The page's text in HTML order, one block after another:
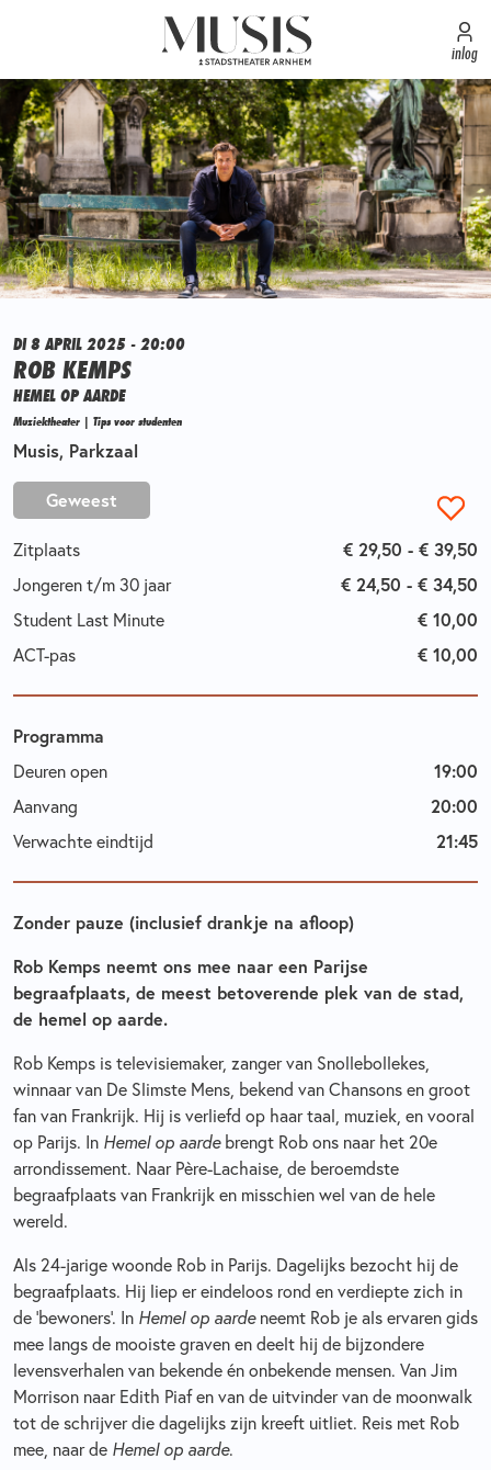
inlog
Rob Kemps neemt ons mee naar een Parijse
begraafplaats, de meest betoverende plek van de stad,
de hemel op aarde.
Rob Kemps is televisiemaker, zanger van Snollebollekes,
winnaar van De Slimste Mens, bekend van Chansons en groot
fan van Frankrijk. Hij is verliefd op haar taal, muziek, en vooral
op Parijs. In Hemel op aardebrengt Rob ons naar het 20e
arrondissement. Naar Père-Lachaise, de beroemdste
begraafplaats van Frankrijk en misschien wel van de hele
wereld.
Als 24-jarige woonde Rob in Parijs. Dagelijks bezocht hij de
begraafplaats. Hij liep er eindeloos rond en verdiepte zich in
de ‘bewoners’. In Hemel op aardeneemt Rob je als ervaren gids
mee langs de mooiste graven en deelt hij de bijzondere
levensverhalen van bekende én onbekende mensen. Van Jim
Morrison naar Edith Piaf en van de uitvinder van de moonwalk
tot de schrijver die dagelijks zijn kreeft uitliet. Reis met Rob
mee, naar de Hemel op aarde.
DI 8 APRIL 2025 - 20:00
ROB KEMPS
HEMEL OP AARDE
Muziektheater | Tips voor studenten
Musis, Parkzaal
Geweest
Zitplaats € 29,50 - € 39,50
Jongeren t/m 30 jaar € 24,50 - € 34,50
Student Last Minute € 10,00
ACT-pas € 10,00
Programma
Deuren open
Aanvang
Verwachte eindtijd
19:00
20:00
21:45
Zonder pauze (inclusief drankje na afloop)